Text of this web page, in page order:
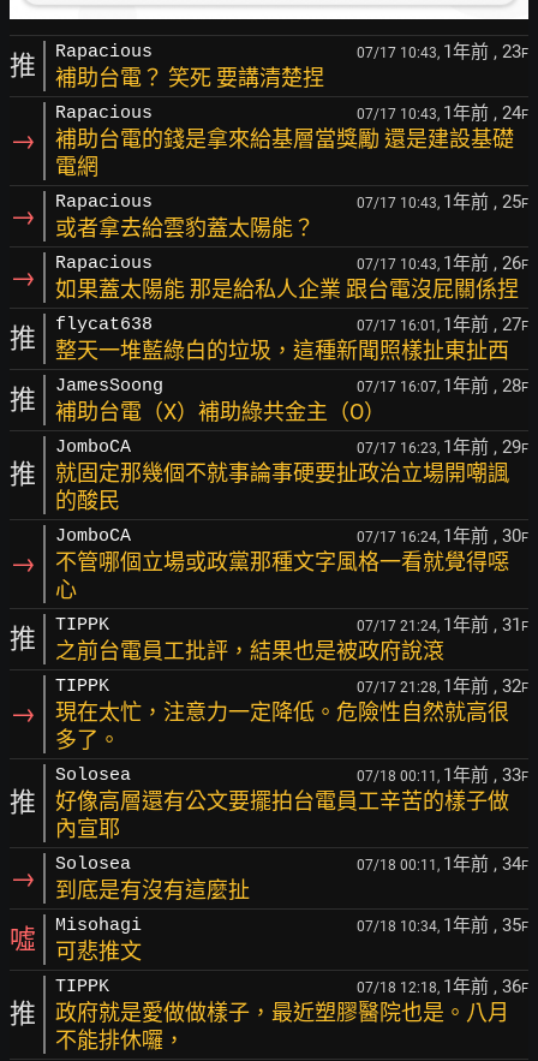
推 Rapacious 07/17 10:43, 1年前 , 23F
補助台電？ 笑死 要講清楚捏
→
Rapacious 07/17 10:43, 1年前 , 24F
補助台電的錢是拿來給基層當獎勵 還是建設基礎
電網
→ Rapacious 07/17 10:43, 1年前 , 25F
或者拿去給雲豹蓋太陽能？
→ Rapacious 07/17 10:43, 1年前 , 26F
如果蓋太陽能 那是給私人企業 跟台電沒屁關係捏
推 flycat638 07/17 16:01, 1年前 , 27F
整天一堆藍綠白的垃圾，這種新聞照樣扯東扯西
推 JamesSoong 07/17 16:07, 1年前 , 28F
補助台電（X）補助綠共金主（O）
推
JomboCA 07/17 16:23, 1年前 , 29F
就固定那幾個不就事論事硬要扯政治立場開嘲諷
的酸民
→
JomboCA 07/17 16:24, 1年前 , 30F
不管哪個立場或政黨那種文字風格一看就覺得噁
心
推 TIPPK 07/17 21:24, 1年前 , 31 F
之前台電員工批評，結果也是被政府說滾
→
TIPPK 07/17 21:28, 1年前 , 32F
現在太忙，注意力一定降低。危險性自然就高很
多了。
推
Solosea 07/18 00:11, 1年前 , 33F
好像高層還有公文要擺拍台電員工辛苦的樣子做
內宣耶
→ Solosea 07/18 00:11, 1年前 , 34F
到底是有沒有這麼扯
噓 Misohagi 07/18 10:34, 1年前 , 35F
可悲推文
推
TIPPK 07/18 12:18, 1年前 , 36F
政府就是愛做做樣子，最近塑膠醫院也是。八月
不能排休囉，